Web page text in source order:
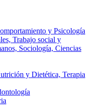
y Psicología
Trabajo social y
Sociología, Ciencias
y Dietética, Terapia